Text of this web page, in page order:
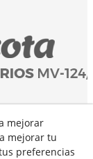
mejorar
mejorar tu
preferencias